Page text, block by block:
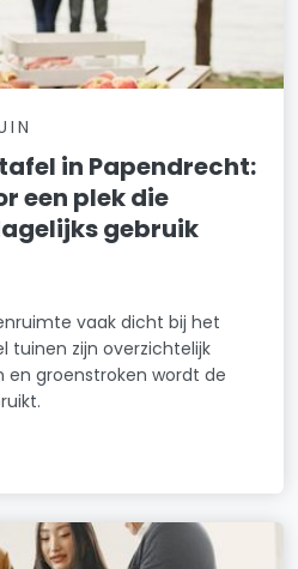
in Papendrecht:
een plek die
gebruik
vaak dicht bij het
tuinen zijn overzichtelijk
en groenstroken wordt de